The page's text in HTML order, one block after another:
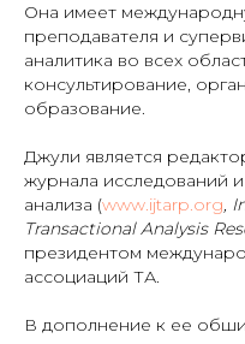
Она имеет
преподавателя и
аналитика во всех
консультирование,
образование.
Джули является
журнала исследований
анализа (www.ijtarp.org,
Transactional Analysis
президентом
ассоциаций ТА.
В дополнение к ее